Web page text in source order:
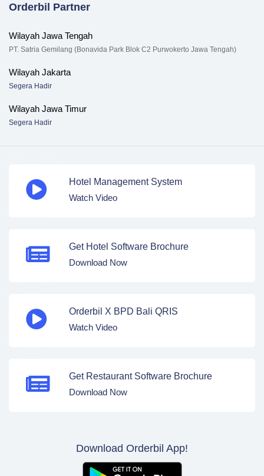
Orderbil Partner
Wilayah Jawa Tengah
PT. Satria Gemilang (Bonavida Park Blok C2 Purwokerto Jawa Tengah)
Wilayah Jakarta
Segera Hadir
Wilayah Jawa Timur
Segera Hadir
Hotel Management System
Watch Video
Get Hotel Software Brochure
Download Now
Orderbil X BPD Bali QRIS
Watch Video
Get Restaurant Software Brochure
Download Now
Download Orderbil App!